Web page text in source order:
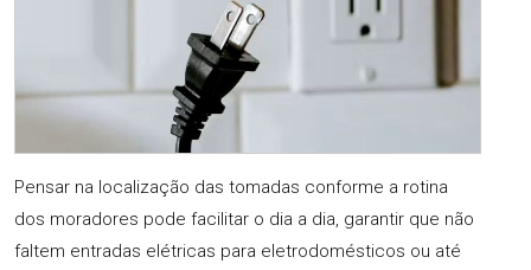
Pensar na localização das tomadas conforme a rotina
dos moradores pode facilitar o dia a dia, garantir que não
faltem entradas elétricas para eletrodomésticos ou até